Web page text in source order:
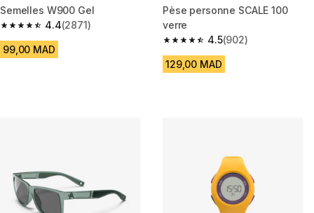
Semelles W900 Gel
4.4
4.4 out of 5 stars from 2871 reviews
(2871)
99,00 MAD
Pèse personne SCALE 100
verre
4.5
4.5 out of 5 stars from 902
(902)
129,00 MAD